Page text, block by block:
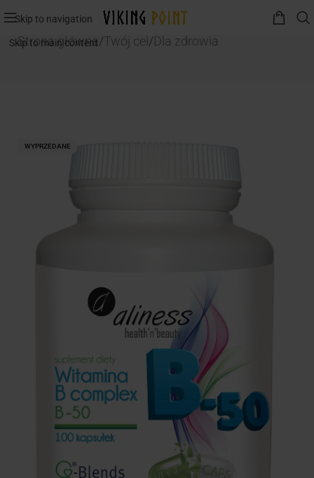
Skip to navigation
Skip to main content
Strona główna/Twój cel /Dla zdrowia
WYPRZEDANE